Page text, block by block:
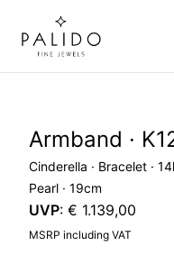
Armband ·
Cinderella · Bracelet ·
Pearl · 19cm
UVP: € 1.139,00
MSRP including VAT